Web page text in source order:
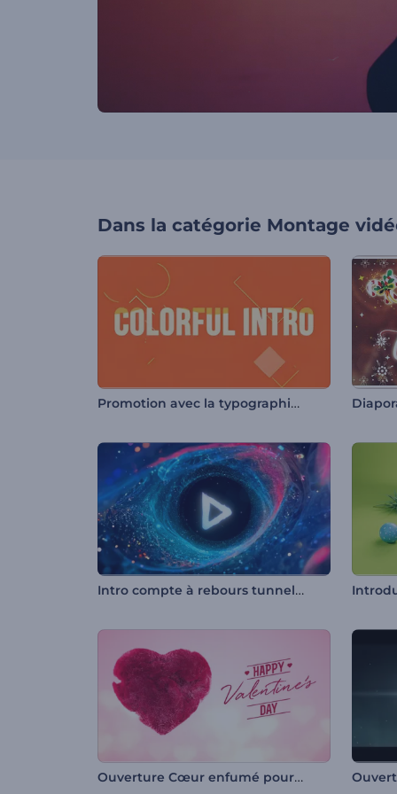
Dans la catégorie Montage
Promotion avec la typographie colorée
Intro compte à rebours tunnel cosmique
Ouverture Cœur enfumé pour la Saint-Valentin